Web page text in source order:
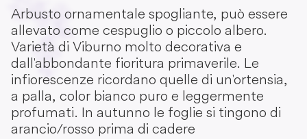
Arbusto ornamentale spogliante, può essere
allevato come cespuglio o piccolo albero.
Varietà di Viburno molto decorativa e
dall'abbondante fioritura primaverile. Le
infiorescenze ricordano quelle di un'ortensia,
a palla, color bianco puro e leggermente
profumati. In autunno le foglie si tingono di
arancio/rosso prima di cadere